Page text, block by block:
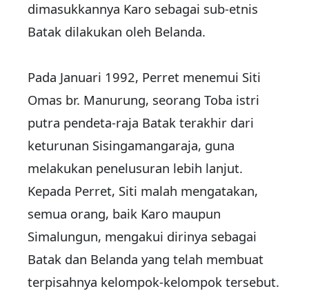
dimasukkannya Karo sebagai sub-etnis
Batak dilakukan oleh Belanda.
Pada Januari 1992, Perret menemui Siti
Omas br. Manurung, seorang Toba istri
putra pendeta-raja Batak terakhir dari
keturunan Sisingamangaraja, guna
melakukan penelusuran lebih lanjut.
Kepada Perret, Siti malah mengatakan,
semua orang, baik Karo maupun
Simalungun, mengakui dirinya sebagai
Batak dan Belanda yang telah membuat
terpisahnya kelompok-kelompok tersebut.